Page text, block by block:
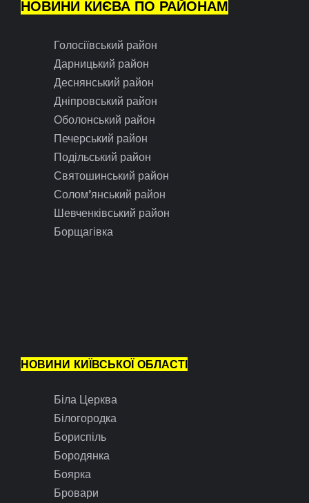
НОВИНИ КИЄВА ПО РАЙОНАМ
Голосіївський район
Дарницький район
Деснянський район
Дніпровський район
Оболонський район
Печерський район
Подільський район
Святошинський район
Солом’янський район
Шевченківський район
Борщагівка
НОВИНИ КИЇВСЬКОЇ ОБЛАСТІ
Біла Церква
Білогородка
Бориспіль
Бородянка
Боярка
Бровари